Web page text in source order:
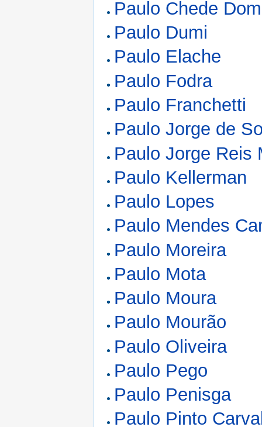
Paulo Chede
Paulo Dumi
Paulo Elache
Paulo Fodra
Paulo Franchetti
Paulo Jorge de
Paulo Jorge Reis
Paulo Kellerman
Paulo Lopes
Paulo Mendes
Paulo Moreira
Paulo Mota
Paulo Moura
Paulo Mourão
Paulo Oliveira
Paulo Pego
Paulo Penisga
Paulo Pinto